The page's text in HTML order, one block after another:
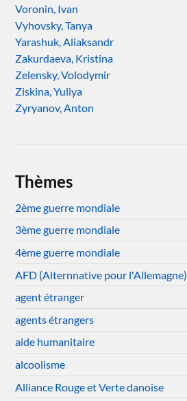
Voronin, Ivan
Vyhovsky, Tanya
Yarashuk, Aliaksandr
Zakurdaeva, Kristina
Zelensky, Volodymir
Ziskina, Yuliya
Zyryanov, Anton
Thèmes
2ème guerre mondiale
3ème guerre mondiale
4ème guerre mondiale
AFD (Alternnative pour l'Allemagne)
agent étranger
agents étrangers
aide humanitaire
alcoolisme
Alliance Rouge et Verte danoise